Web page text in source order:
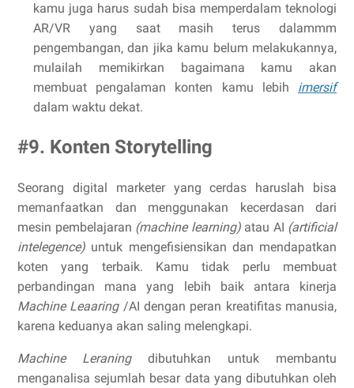
kamu juga harus sudah bisa memperdalam teknologi
AR/VR yang saat masih terus dalammm
pengembangan, dan jika kamu belum melakukannya,
mulailah memikirkan bagaimana kamu akan
membuat pengalaman konten kamu lebih imersif
dalam waktu dekat.
#9. Konten Storytelling
Seorang digital marketer yang cerdas haruslah bisa
memanfaatkan dan menggunakan kecerdasan dari
mesin pembelajaran (machine learning) atau AI (artificial
intelegence) untuk mengefisiensikan dan mendapatkan
koten yang terbaik. Kamu tidak perlu membuat
perbandingan mana yang lebih baik antara kinerja
Machine Leaaring/AI dengan peran kreatifitas manusia,
karena keduanya akan saling melengkapi.
Machine Leraningdibutuhkan untuk membantu
menganalisa sejumlah besar data yang dibutuhkan oleh